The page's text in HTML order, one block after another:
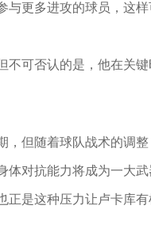
更多进攻的球员，这
可否认的是，他在关
但随着球队战术的调
对抗能力将成为一大武
是这种压力让卢卡库